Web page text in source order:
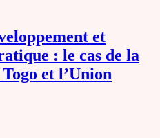
et
: le cas de la
et l’Union